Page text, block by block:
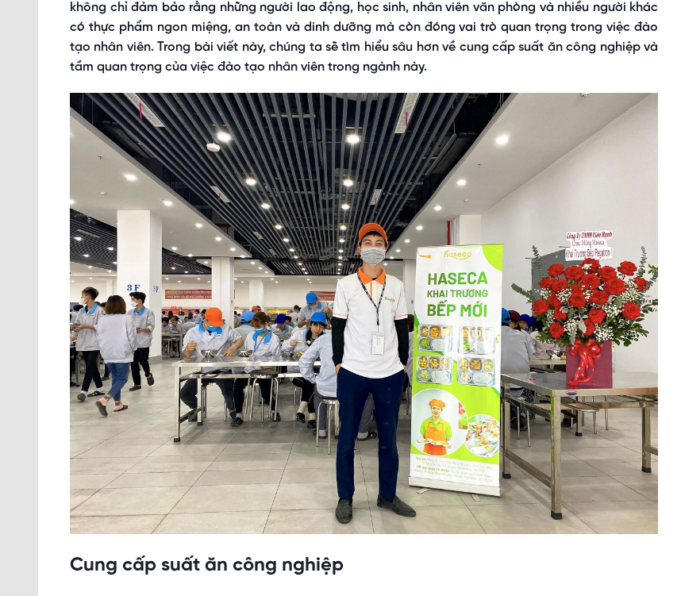
không chỉ đảm bảo rằng những người lao động, học sinh, nhân viên văn phòng và nhiều người khác
có thực phẩm ngon miệng, an toàn và dinh dưỡng mà còn đóng vai trò quan trọng trong việc đào
tạo nhân viên. Trong bài viết này, chúng ta sẽ tìm hiểu sâu hơn về cung cấp suất ăn công nghiệp và
tầm quan trọng của việc đào tạo nhân viên trong ngành này.
Cung cấp suất ăn công nghiệp